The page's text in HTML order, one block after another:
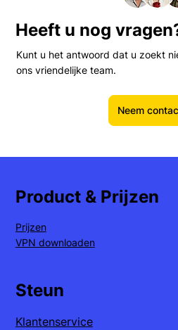
Heeft u nog
Kunt u het antwoord dat u zoekt
ons vriendelijke team.
Neem
Product & Prijzen
Prijzen
VPN downloaden
Steun
Klantenservice